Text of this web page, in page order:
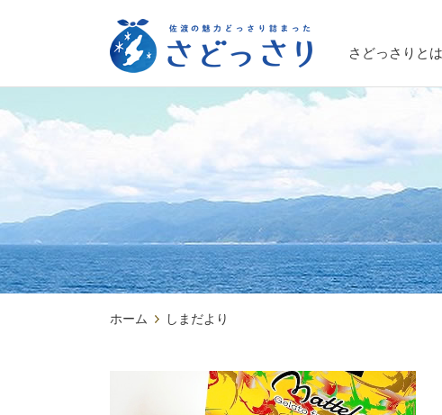
さどっさりとは
ホーム しまだより